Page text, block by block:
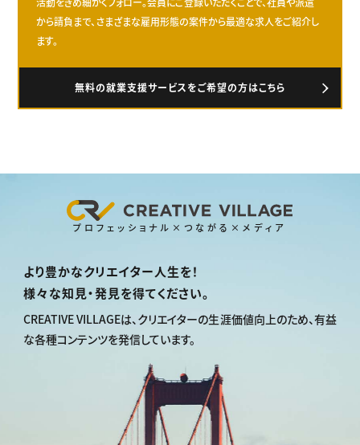
から請負まで、さまざまな雇用形態の案件から最適な求人をご紹介し
ます。
無料の就業支援サービスをご希望の方はこちら
プロフェッショナル×つながる×メディア
より豊かなクリエイター人生を！
様々な知見・発見を得てください。
CREATIVE VILLAGEは、クリエイターの生涯価値向上のため、有益
な各種コンテンツを発信しています。